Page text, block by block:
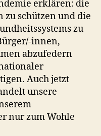
erklären: die
zu schützen und die
zu
innen,
abzufedern
Auch jetzt
unsere
nur zum Wohle